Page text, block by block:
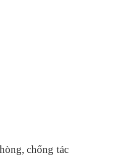
chống tác